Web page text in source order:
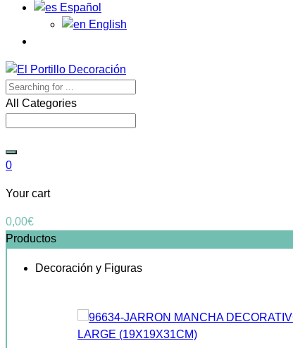
Español
English
All Categories
0
Your cart
0,00€
Productos
Decoración y Figuras